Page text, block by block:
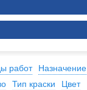
работ Назначение
Тип краски Цвет